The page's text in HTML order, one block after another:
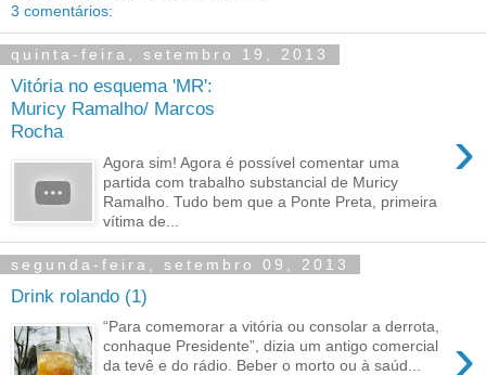
3 comentários:
quinta-feira, setembro 19, 2013
Vitória no esquema 'MR':
Muricy Ramalho/ Marcos
Rocha
›
Agora sim! Agora é possível comentar uma
partida com trabalho substancial de Muricy
Ramalho. Tudo bem que a Ponte Preta, primeira
vítima de...
segunda-feira, setembro 09, 2013
Drink rolando (1)
›
“Para comemorar a vitória ou consolar a derrota,
conhaque Presidente”, dizia um antigo comercial
da tevê e do rádio. Beber o morto ou à saúd...